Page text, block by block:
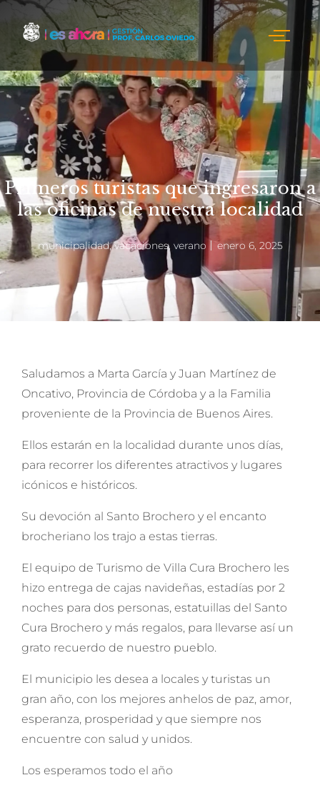
Primeros turistas que ingresaron a
las oficinas de nuestra localidad
municipalidad,vacaciones, verano enero 6, 2025
Saludamos a Marta García y Juan Martínez de
Oncativo, Provincia de Córdoba y a la Familia
proveniente de la Provincia de Buenos Aires.
Ellos estarán en la localidad durante unos días,
para recorrer los diferentes atractivos y lugares
icónicos e históricos.
Su devoción al Santo Brochero y el encanto
brocheriano los trajo a estas tierras.
El equipo de Turismo de Villa Cura Brochero les
hizo entrega de cajas navideñas, estadías por 2
noches para dos personas, estatuillas del Santo
Cura Brochero y más regalos, para llevarse así un
grato recuerdo de nuestro pueblo.
El municipio les desea a locales y turistas un
gran año, con los mejores anhelos de paz, amor,
esperanza, prosperidad y que siempre nos
encuentre con salud y unidos.
Los esperamos todo el año